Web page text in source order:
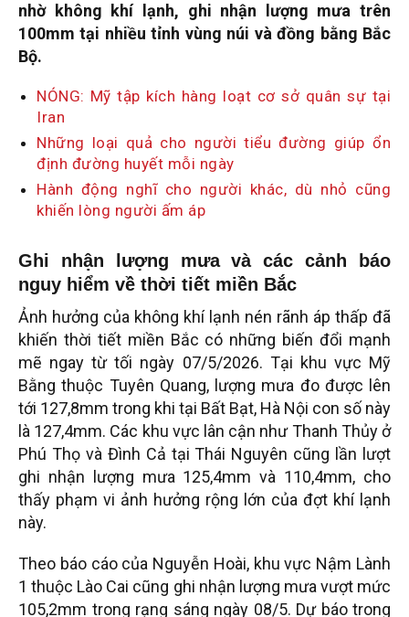
nhờ không khí lạnh, ghi nhận lượng mưa trên
100mm tại nhiều tỉnh vùng núi và đồng bằng Bắc
Bộ.
NÓNG: Mỹ tập kích hàng loạt cơ sở quân sự tại
Iran
Những loại quả cho người tiểu đường giúp ổn
định đường huyết mỗi ngày
Hành động nghĩ cho người khác, dù nhỏ cũng
khiến lòng người ấm áp
Ghi nhận lượng mưa và các cảnh báo
nguy hiểm về thời tiết miền Bắc
Ảnh hưởng của không khí lạnh nén rãnh áp thấp đã
khiến thời tiết miền Bắc có những biến đổi mạnh
mẽ ngay từ tối ngày 07/5/2026. Tại khu vực Mỹ
Bằng thuộc Tuyên Quang, lượng mưa đo được lên
tới 127,8mm trong khi tại Bất Bạt, Hà Nội con số này
là 127,4mm. Các khu vực lân cận như Thanh Thủy ở
Phú Thọ và Đình Cả tại Thái Nguyên cũng lần lượt
ghi nhận lượng mưa 125,4mm và 110,4mm, cho
thấy phạm vi ảnh hưởng rộng lớn của đợt khí lạnh
này.
Theo báo cáo của Nguyễn Hoài, khu vực Nậm Lành
1 thuộc Lào Cai cũng ghi nhận lượng mưa vượt mức
105,2mm trong rạng sáng ngày 08/5. Dự báo trong